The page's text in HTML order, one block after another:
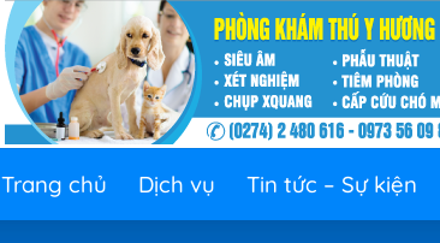
Trang chủ Dịch vụ Tin tức – Sự kiện